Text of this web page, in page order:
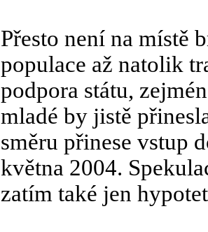
Přesto není na místě
populace až natolik
podpora státu,
mladé by jistě
směru přinese vstup
května 2004.
zatím také jen